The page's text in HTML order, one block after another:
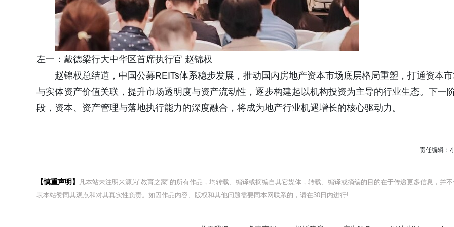
左一：戴德梁行大中华区首席执行官 赵锦权
赵锦权总结道，中国公募REITs体系稳步发展，推动国内房地产资本市场底层格局重塑，打通资本
与实体资产价值关联，提升市场透明度与资产流动性，逐步构建起以机构投资为主导的行业生态。下一
段，资本、资产管理与落地执行能力的深度融合，将成为地产行业机遇增长的核心驱动力。
责任编辑：
【慎重声明】
凡本站未注明来源为"教育之家"的所有作品，均转载、编译或摘编自其它媒体，转载、编译或摘编的目的在于传递更多信息，并
表本站赞同其观点和对其真实性负责。如因作品内容、版权和其他问题需要同本网联系的，请在30日内进行!